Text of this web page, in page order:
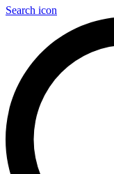
Search icon